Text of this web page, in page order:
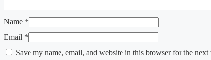
Name *
Email *
Save my name, email, and website in this browser for the next